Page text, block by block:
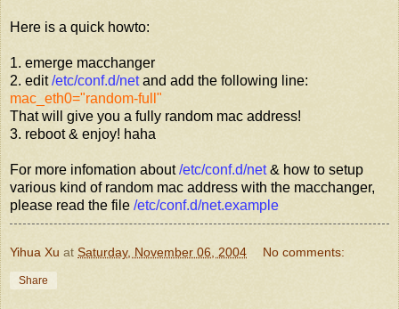
Here is a quick howto:
1. emerge macchanger
2. edit/etc/conf.d/netand add the following line:
mac_eth0="random-full"
That will give you a fully random mac address!
3. reboot & enjoy! haha
For more infomation about/etc/conf.d/net& how to setup
various kind of random mac address with the macchanger,
please read the file /etc/conf.d/net.example
Yihua Xu at Saturday, November 06, 2004 No comments:
Share